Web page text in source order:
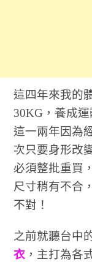
這四年來我的
30KG，養成
這一兩年因為
次只要身形改
必須整批重買
尺寸稍有不合
不對！
之前就聽台中
衣，主打為各